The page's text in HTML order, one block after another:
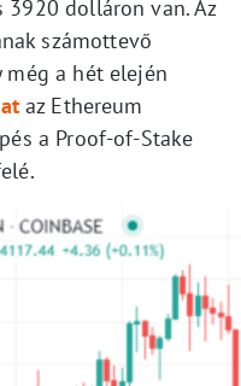
dolláron van. Az
számottevő
még a hét elején
az Ethereum
a Proof-of-Stake